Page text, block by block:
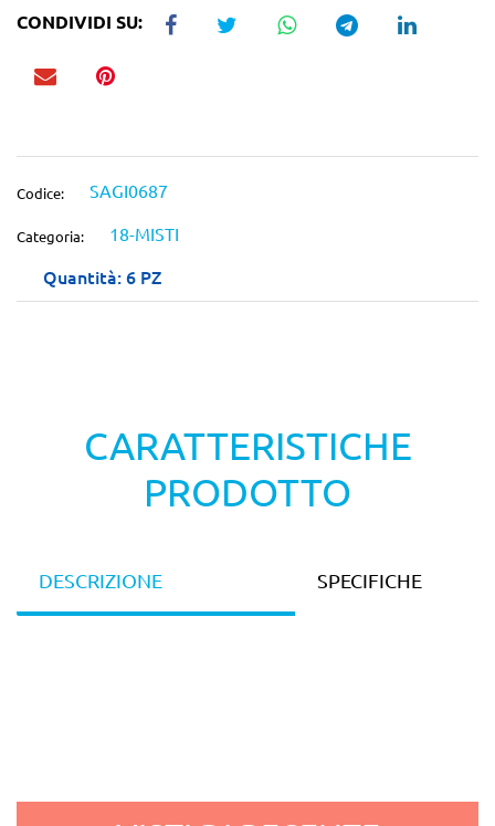
CONDIVIDI SU:
Codice: SAGI0687
Categoria: 18-MISTI
Quantità: 6 PZ
CARATTERISTICHE
PRODOTTO
DESCRIZIONE SPECIFICHE